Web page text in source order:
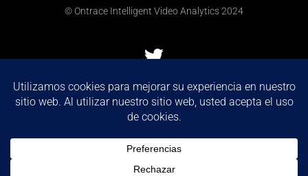
© Ontrace Intelligent Video Analytics 2024
We use cookies to ensure that we give you the best
experience on our website. If you continue to use this site we